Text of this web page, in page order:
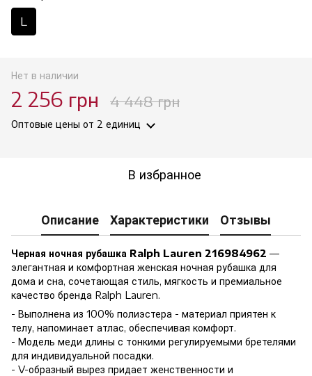
L
Нет в наличии
2 256 грн 4 448 грн
Оптовые цены от 2 единиц
В избранное
Описание Характеристики Отзывы
Черная ночная рубашка Ralph Lauren 216984962 —
элегантная и комфортная женская ночная рубашка для
дома и сна, сочетающая стиль, мягкость и премиальное
качество бренда Ralph Lauren.
- Выполнена из 100% полиэстера - материал приятен к
телу, напоминает атлас, обеспечивая комфорт.
- Модель меди длины с тонкими регулируемыми бретелями
для индивидуальной посадки.
- V-образный вырез придает женственности и